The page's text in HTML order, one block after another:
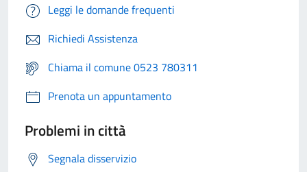
Leggi le domande frequenti
Richiedi Assistenza
Chiama il comune 0523 780311
Prenota un appuntamento
Problemi in città
Segnala disservizio